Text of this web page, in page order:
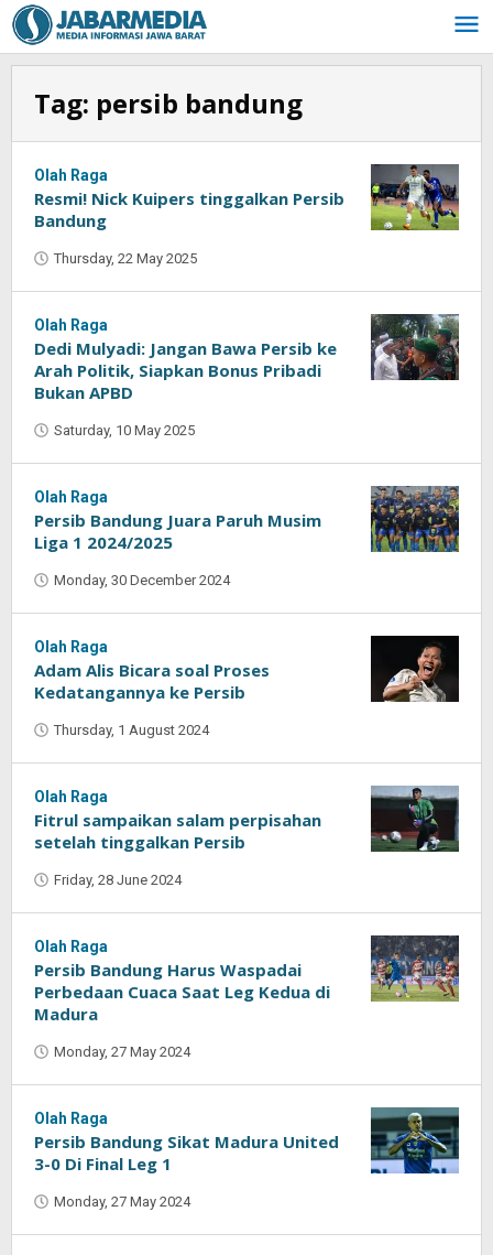
Skip
to
content
Tag: persib bandung
Olah Raga
Resmi! Nick Kuipers tinggalkan Persib
Bandung
Thursday, 22 May 2025
Olah Raga
Dedi Mulyadi: Jangan Bawa Persib ke
Arah Politik, Siapkan Bonus Pribadi
Bukan APBD
Saturday, 10 May 2025
Olah Raga
Persib Bandung Juara Paruh Musim
Liga 1 2024/2025
Monday, 30 December 2024
Olah Raga
Adam Alis Bicara soal Proses
Kedatangannya ke Persib
Thursday, 1 August 2024
Olah Raga
Fitrul sampaikan salam perpisahan
setelah tinggalkan Persib
Friday, 28 June 2024
Olah Raga
Persib Bandung Harus Waspadai
Perbedaan Cuaca Saat Leg Kedua di
Madura
Monday, 27 May 2024
Olah Raga
Persib Bandung Sikat Madura United
3-0 Di Final Leg 1
Monday, 27 May 2024